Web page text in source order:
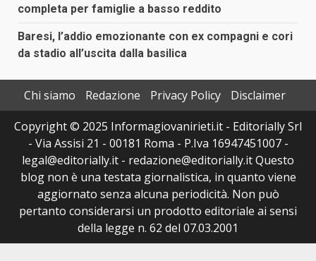
completa per famiglie a basso reddito
Baresi, l’addio emozionante con ex compagni e cori
da stadio all’uscita dalla basilica
Chi siamo Redazione Privacy Policy
Disclaimer
Copyright © 2025 Informagiovanirieti.it - Editorially Srl
- Via Assisi 21 - 00181 Roma - P.Iva 16947451007 -
legal@editorially.it - redazione@editorially.it Questo
blog non è una testata giornalistica, in quanto viene
aggiornato senza alcuna periodicità. Non può
pertanto considerarsi un prodotto editoriale ai sensi
della legge n. 62 del 07.03.2001